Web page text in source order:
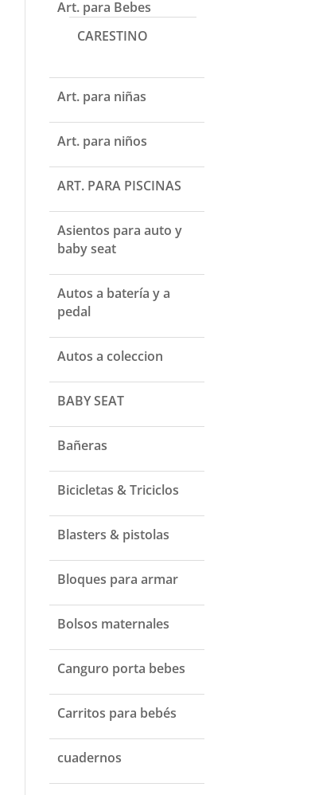
Art. para Bebes
CARESTINO
Art. para niñas
Art. para niños
ART. PARA PISCINAS
Asientos para auto y
baby seat
Autos a batería y a
pedal
Autos a coleccion
BABY SEAT
Bañeras
Bicicletas & Triciclos
Blasters & pistolas
Bloques para armar
Bolsos maternales
Canguro porta bebes
Carritos para bebés
cuadernos